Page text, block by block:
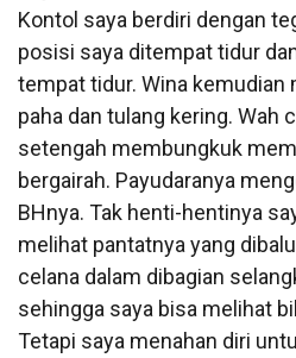
Kontol saya berdiri dengan
posisi saya ditempat tidur
tempat tidur. Wina kemudian
paha dan tulang kering. Wah
setengah membungkuk
bergairah. Payudaranya
BHnya. Tak henti-hentinya
melihat pantatnya yang
celana dalam dibagian
sehingga saya bisa melihat
Tetapi saya menahan diri